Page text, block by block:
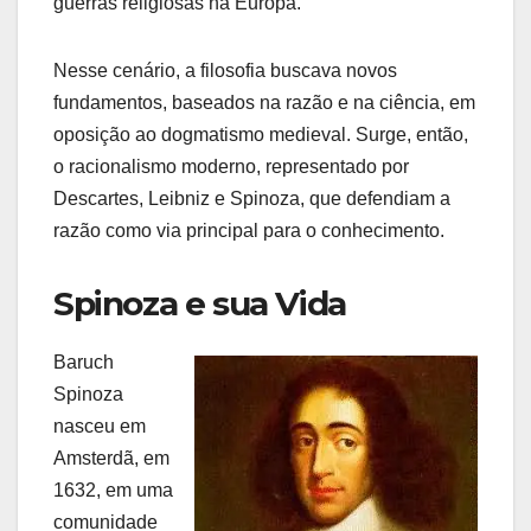
Nesse cenário, a filosofia buscava novos
fundamentos, baseados na razão e na ciência, em
oposição ao dogmatismo medieval. Surge, então,
o racionalismo moderno, representado por
Descartes, Leibniz e Spinoza, que defendiam a
razão como via principal para o conhecimento.
Spinoza e sua Vida
Baruch
Spinoza
nasceu em
Amsterdã, em
1632, em uma
comunidade